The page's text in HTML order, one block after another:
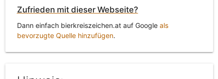
Zufrieden mit dieser Webseite?
Dann einfach bierkreiszeichen.at auf Google als
bevorzugte Quelle hinzufügen.